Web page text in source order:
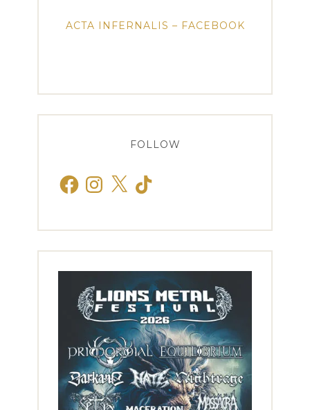
ACTA INFERNALIS – FACEBOOK
FOLLOW
FacebookInstagram
X TikTok